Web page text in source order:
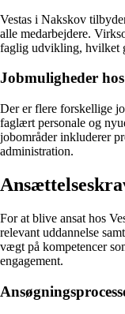
Vestas i Nakskov
alle medarbejdere.
faglig udvikling, hvilket
Jobmuligheder
Der er flere forskellige
faglært personale og
jobområder inkluderer
administration.
For at blive ansat hos
relevant uddannelse
vægt på kompetencer
engagement.